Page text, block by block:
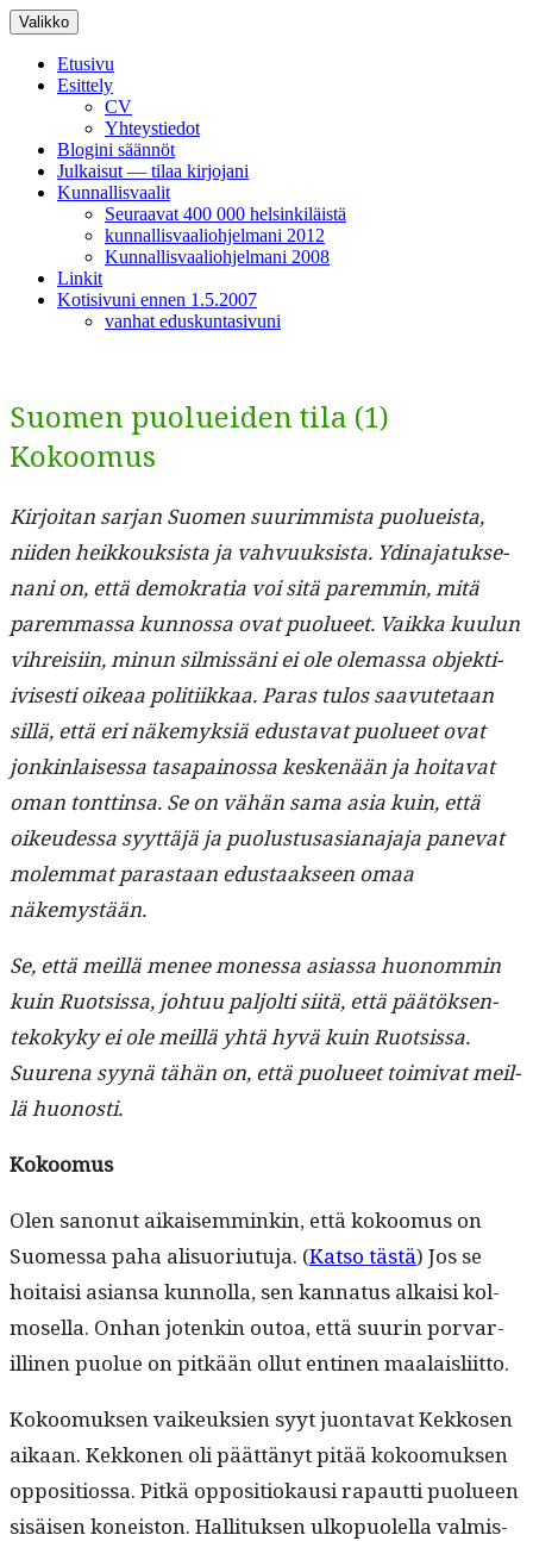
Siirry
sisältöön
Valikko
Etusivu
Esittely
CV
Yhteystiedot
Blogini säännöt
Julkaisut — tilaa kirjojani
Kunnallisvaalit
Seuraavat 400 000 helsinkiläistä
kunnallisvaaliohjelmani 2012
Kunnallisvaaliohjelmani 2008
Linkit
Kotisivuni ennen 1.5.2007
vanhat eduskuntasivuni
Suomen puolueiden tila (1)
Kokoomus
Kir­joi­tan sar­jan Suomen suurim­mista puolueista,
niiden heikkouk­sista ja vahvuuk­sista. Ydi­na­jatuk­se­
nani on, että demokra­tia voi sitä parem­min, mitä
parem­mas­sa kun­nos­sa ovat puolueet. Vaik­ka kuu­lun
vihreisi­in, min­un silmis­säni ei ole ole­mas­sa objek­ti­
ivis­es­ti oikeaa poli­ti­ikkaa. Paras tulos saavute­taan
sil­lä, että eri näke­myk­siä edus­ta­vat puolueet ovat
jonkin­laises­sa tas­apain­os­sa keskenään ja hoita­vat
oman tont­tin­sa. Se on vähän sama asia kuin, että
oikeudessa syyt­täjä ja puo­lus­tusasiana­ja­ja panevat
molem­mat paras­taan edus­taak­seen omaa
näkemystään.
Se, että meil­lä menee mon­es­sa asi­as­sa huonom­min
kuin Ruot­sis­sa, johtuu paljolti siitä, että päätök­sen­
tekokyky ei ole meil­lä yhtä hyvä kuin Ruot­sis­sa.
Suure­na syynä tähän on, että puolueet toimi­vat meil­
lä huonosti.
Kokoomus
Olen sanonut aikaisem­minkin, että kokoomus on
Suomes­sa paha alisuo­ri­u­tu­ja. (Kat­so tästä) Jos se
hoitaisi asiansa kun­nol­la, sen kan­na­tus alka­isi kol­
mosel­la. Onhan jotenkin outoa, että suurin por­var­
illi­nen puolue on pitkään ollut enti­nen maalaisliitto.
Kokoomuk­sen vaikeuk­sien syyt juon­ta­vat Kekkosen
aikaan. Kekko­nen oli päät­tänyt pitää kokoomuk­sen
oppo­si­tios­sa. Pitkä oppo­si­tiokausi rapaut­ti puolueen
sisäisen koneis­ton. Hal­li­tuk­sen ulkop­uolel­la valmis­